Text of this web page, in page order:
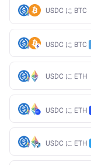
USDC に BTC
USDC に BTC
USDC に ETH
USDC に ETH
USDC に ETH